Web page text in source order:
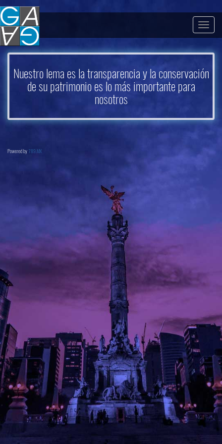
Nuestro lema es la transparencia y la conservación
de su patrimonio es lo más importante para
nosotros
Powered by 789.MX